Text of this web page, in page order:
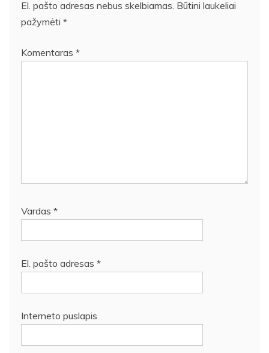
El. pašto adresas nebus skelbiamas. Būtini laukeliai
pažymėti *
Komentaras *
Vardas *
El. pašto adresas *
Interneto puslapis